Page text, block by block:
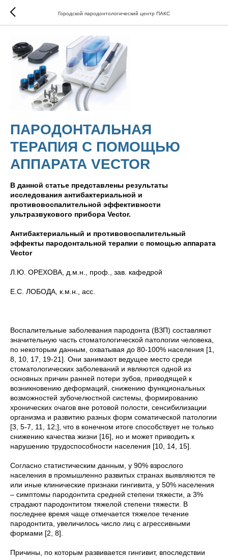
Городской пародонтологический центр ПАКС
ПАРОДОНТАЛЬНАЯ
ТЕРАПИЯ С ПОМОЩЬЮ
АППАРАТА VECTOR
В данной статье представлены результаты
исследования антибактериальной и
противовоспалительной эффективности
ультразвукового прибора Vector.
Антибактериальный и противовоспалительный
эффекты пародонтальной терапии с помощью аппарата
Vector
Л.Ю. ОРЕХОВА, д.м.н., проф., зав. кафедрой
Е.С. ЛОБОДА, к.м.н., асс.
Воспалительные заболевания пародонта (ВЗП) составляют
значительную часть стоматологической патологии человека,
по некоторым данным, охватывая до 80-100% населения [1,
8, 10, 17, 19-21]. Они занимают ведущее место среди
стоматологических заболеваний и являются одной из
основных причин ранней потери зубов, приводящей к
возникновению деформаций, снижению функциональных
возможностей зубочелюстной системы, формированию
хронических очагов вне ротовой полости, сенсибилизации
организма и развитию разных форм соматической патологии
[3, 5-7, 11, 12;], что в конечном итоге способствует не только
снижению качества жизни [16], но и может приводить к
нарушению трудоспособности населения [10, 14, 15].
Согласно статистическим данным, у 90% взрослого
населения в промышленно развитых странах выявляются те
или иные клинические признаки гингивита, у 50% населения
– симптомы пародонтита средней степени тяжести, а 3%
страдают пародонтитом тяжелой степени тяжести. В
последнее время чаще отмечается тяжелое течение
пародонтита, увеличилось число лиц с агрессивными
формами [2, 8].
Причины, по которым развивается гингивит, впоследствии